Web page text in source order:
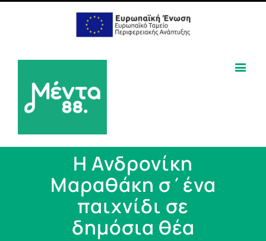
Η Ανδρονίκη
Μαραθάκη σ΄ένα
παιχνίδι σε
δημόσια θέα